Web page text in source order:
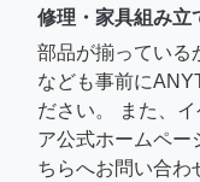
修理・家具組み立
部品が揃っている
なども事前に
ださい。 また、
ア公式ホームペー
ちらへお問い合わ